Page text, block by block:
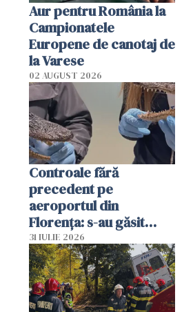
Aur pentru România la
Campionatele
Europene de canotaj de
la Varese
02 AUGUST 2026
Controale fără
precedent pe
aeroportul din
Florența: s-au găsit
capete de aligator și o
sumă imensă de bani
31 IULIE 2026